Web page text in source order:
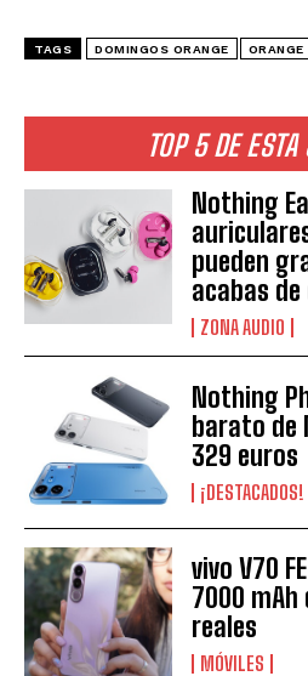
TOP 5 DE
Nothing
pueden
acabas
ZONA AUDIO
Nothing
barato de
329 euros
¡DESTACADOS!
vivo V70
7000 mAh
reales
MÓVILES
TAGS DOMINGOS ORANGE ORANGE